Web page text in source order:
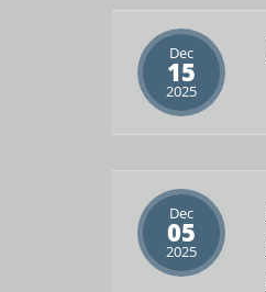
Dec
15
2025
Dec
05
2025